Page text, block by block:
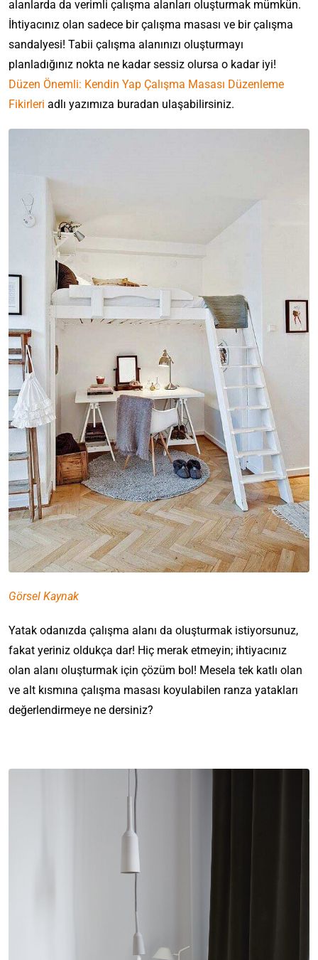
alanlarda da verimli çalışma alanları oluşturmak mümkün.
İhtiyacınız olan sadece bir çalışma masası ve bir çalışma
sandalyesi! Tabii çalışma alanınızı oluşturmayı
planladığınız nokta ne kadar sessiz olursa o kadar iyi!
Düzen Önemli: Kendin Yap Çalışma Masası Düzenleme
Fikirleri adlı yazımıza buradan ulaşabilirsiniz.
Görsel Kaynak
Yatak odanızda çalışma alanı da oluşturmak istiyorsunuz,
fakat yeriniz oldukça dar! Hiç merak etmeyin; ihtiyacınız
olan alanı oluşturmak için çözüm bol! Mesela tek katlı olan
ve alt kısmına çalışma masası koyulabilen ranza yatakları
değerlendirmeye ne dersiniz?